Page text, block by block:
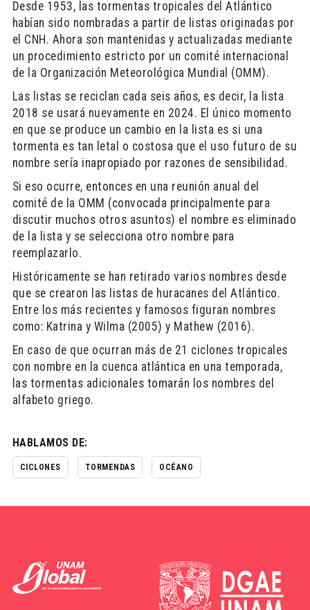
Desde 1953, las tormentas tropicales del Atlántico
habían sido nombradas a partir de listas originadas por
el CNH. Ahora son mantenidas y actualizadas mediante
un procedimiento estricto por un comité internacional
de la Organización Meteorológica Mundial (OMM).
Las listas se reciclan cada seis años, es decir, la lista
2018 se usará nuevamente en 2024. El único momento
en que se produce un cambio en la lista es si una
tormenta es tan letal o costosa que el uso futuro de su
nombre sería inapropiado por razones de sensibilidad.
Si eso ocurre, entonces en una reunión anual del
comité de la OMM (convocada principalmente para
discutir muchos otros asuntos) el nombre es eliminado
de la lista y se selecciona otro nombre para
reemplazarlo.
Históricamente se han retirado varios nombres desde
que se crearon las listas de huracanes del Atlántico.
Entre los más recientes y famosos figuran nombres
como: Katrina y Wilma (2005) y Mathew (2016).
En caso de que ocurran más de 21 ciclones tropicales
con nombre en la cuenca atlántica en una temporada,
las tormentas adicionales tomarán los nombres del
alfabeto griego.
HABLAMOS DE:
CICLONES TORMENDAS OCÉANO